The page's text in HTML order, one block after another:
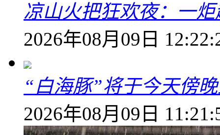
凉山火把狂欢夜：一
2026年08月09日
“白海豚”将于今天傍
2026年08月09日